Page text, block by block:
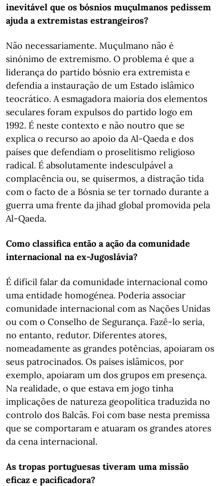
inevitável que os bósnios muçulmanos pedissem
ajuda a extremistas estrangeiros?
Não necessariamente. Muçulmano não é
sinónimo de extremismo. O problema é que a
liderança do partido bósnio era extremista e
defendia a instauração de um Estado islâmico
teocrático. A esmagadora maioria dos elementos
seculares foram expulsos do partido logo em
1992. É neste contexto e não noutro que se
explica o recurso ao apoio da Al-Qaeda e dos
países que defendiam o proselitismo religioso
radical. É absolutamente indesculpável a
complacência ou, se quisermos, a distração tida
com o facto de a Bósnia se ter tornado durante a
guerra uma frente da jihad global promovida pela
Al-Qaeda.
Como classifica então a ação da comunidade
internacional na ex-Jugoslávia?
É difícil falar da comunidade internacional como
uma entidade homogénea. Poderia associar
comunidade internacional com as Nações Unidas
ou com o Conselho de Segurança. Fazê-lo seria,
no entanto, redutor. Diferentes atores,
nomeadamente as grandes potências, apoiaram os
seus patrocinados. Os países islâmicos, por
exemplo, apoiaram um dos grupos em presença.
Na realidade, o que estava em jogo tinha
implicações de natureza geopolítica traduzida no
controlo dos Balcãs. Foi com base nesta premissa
que se comportaram e atuaram os grandes atores
da cena internacional.
As tropas portuguesas tiveram uma missão
eficaz e pacificadora?